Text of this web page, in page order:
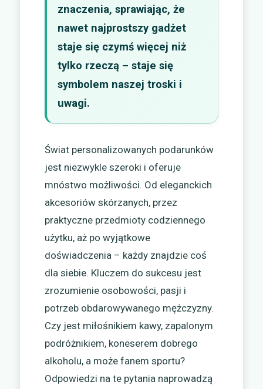
znaczenia, sprawiając, że
nawet najprostszy gadżet
staje się czymś więcej niż
tylko rzeczą – staje się
symbolem naszej troski i
uwagi.
Świat personalizowanych podarunków
jest niezwykle szeroki i oferuje
mnóstwo możliwości. Od eleganckich
akcesoriów skórzanych, przez
praktyczne przedmioty codziennego
użytku, aż po wyjątkowe
doświadczenia – każdy znajdzie coś
dla siebie. Kluczem do sukcesu jest
zrozumienie osobowości, pasji i
potrzeb obdarowywanego mężczyzny.
Czy jest miłośnikiem kawy, zapalonym
podróżnikiem, koneserem dobrego
alkoholu, a może fanem sportu?
Odpowiedzi na te pytania naprowadzą